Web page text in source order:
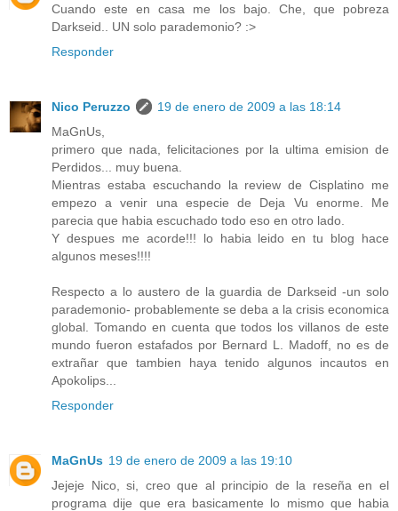
Cuando este en casa me los bajo. Che, que pobreza
Darkseid.. UN solo parademonio? :>
Responder
Nico Peruzzo
19 de enero de 2009 a las 18:14
MaGnUs,
primero que nada, felicitaciones por la ultima emision de
Perdidos... muy buena.
Mientras estaba escuchando la review de Cisplatino me
empezo a venir una especie de Deja Vu enorme. Me
parecia que habia escuchado todo eso en otro lado.
Y despues me acorde!!! lo habia leido en tu blog hace
algunos meses!!!!
Respecto a lo austero de la guardia de Darkseid -un solo
parademonio- probablemente se deba a la crisis economica
global. Tomando en cuenta que todos los villanos de este
mundo fueron estafados por Bernard L. Madoff, no es de
extrañar que tambien haya tenido algunos incautos en
Apokolips...
Responder
MaGnUs 19 de enero de 2009 a las 19:10
Jejeje Nico, si, creo que al principio de la reseña en el
programa dije que era basicamente lo mismo que habia